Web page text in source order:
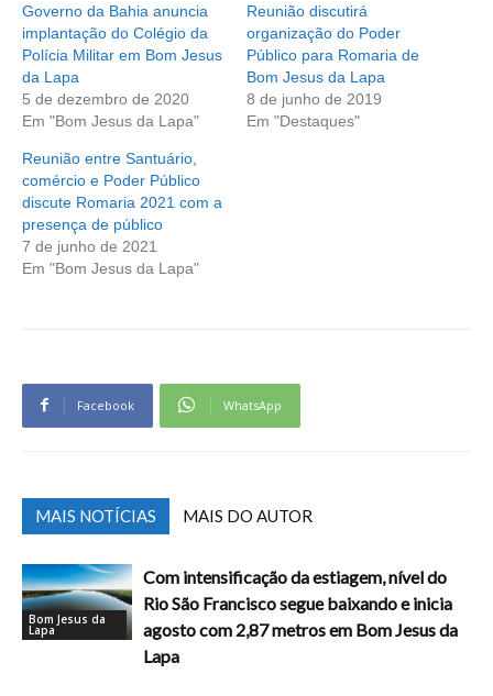
Governo da Bahia anuncia
implantação do Colégio da
Polícia Militar em Bom Jesus
da Lapa
5 de dezembro de 2020
Em "Bom Jesus da Lapa"
Reunião discutirá
organização do Poder
Público para Romaria de
Bom Jesus da Lapa
8 de junho de 2019
Em "Destaques"
Reunião entre Santuário,
comércio e Poder Público
discute Romaria 2021 com a
presença de público
7 de junho de 2021
Em "Bom Jesus da Lapa"
Facebook WhatsApp
MAIS NOTÍCIAS MAIS DO AUTOR
Bom Jesus da
Lapa
Com intensificação da estiagem, nível do
Rio São Francisco segue baixando e inicia
agosto com 2,87 metros em Bom Jesus da
Lapa